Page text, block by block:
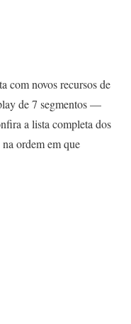
com novos recursos de
de 7 segmentos —
a lista completa dos
ordem em que